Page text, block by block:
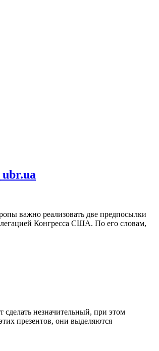
важно реализовать две предпосылки
Конгресса США. По его словам,
незначительный, при этом
презентов, они выделяются